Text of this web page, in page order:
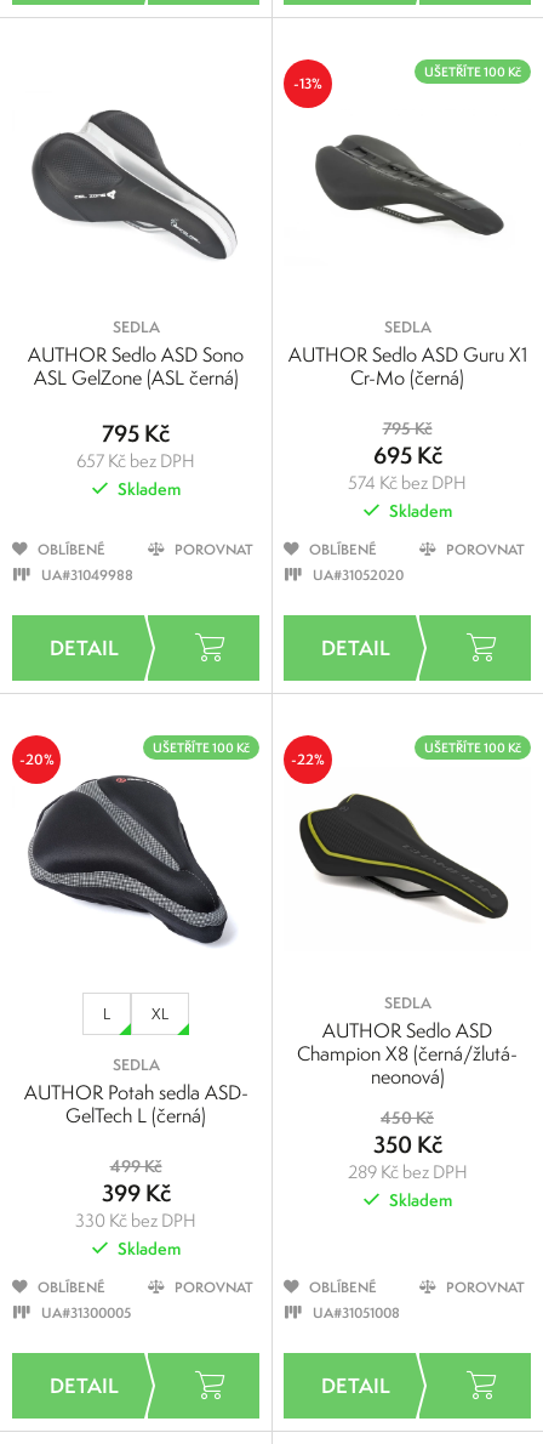
SEDLA
AUTHOR Sedlo ASD Sono
ASL GelZone (ASL černá)
795 Kč
657 Kč bez DPH
Skladem
OBLÍBENÉ
POROVNAT
UA#31049988
-13%
UŠETŘÍTE 100 Kč
SEDLA
AUTHOR Sedlo ASD Guru X1
Cr-Mo (černá)
795 Kč
695 Kč
574 Kč bez DPH
Skladem
OBLÍBENÉ
POROVNAT
UA#31052020
-20%
UŠETŘÍTE 100 Kč
L XL
SEDLA
AUTHOR Potah sedla ASD-
GelTech L (černá)
499 Kč
399 Kč
330 Kč bez DPH
Skladem
OBLÍBENÉ
POROVNAT
UA#31300005
-22%
UŠETŘÍTE 100 Kč
SEDLA
AUTHOR Sedlo ASD
Champion X8 (černá/žlutá-
neonová)
450 Kč
350 Kč
289 Kč bez DPH
Skladem
OBLÍBENÉ
POROVNAT
UA#31051008